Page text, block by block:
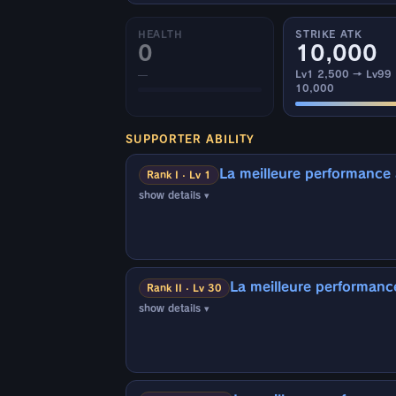
HEALTH
0
—
STRIKE ATK
10,000
Lv1 2,500 → Lv99
10,000
SUPPORTER ABILITY
Rank I · Lv 1 La meilleure performance
show details ▾
▼Conditions d'activation :
Quand les conditions suivantes sont
· Quand un
· Vitesse de régénération du Ki de tous les
Rank II · Lv 30 La meilleure
show details ▾
▼Conditions d'activation :